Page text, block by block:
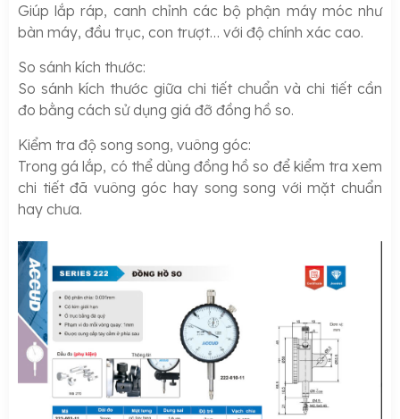
Giúp lắp ráp, canh chỉnh các bộ phận máy móc như
bàn máy, đầu trục, con trượt… với độ chính xác cao.
So sánh kích thước:
So sánh kích thước giữa chi tiết chuẩn và chi tiết cần
đo bằng cách sử dụng giá đỡ đồng hồ so.
Kiểm tra độ song song, vuông góc:
Trong gá lắp, có thể dùng đồng hồ so để kiểm tra xem
chi tiết đã vuông góc hay song song với mặt chuẩn
hay chưa.